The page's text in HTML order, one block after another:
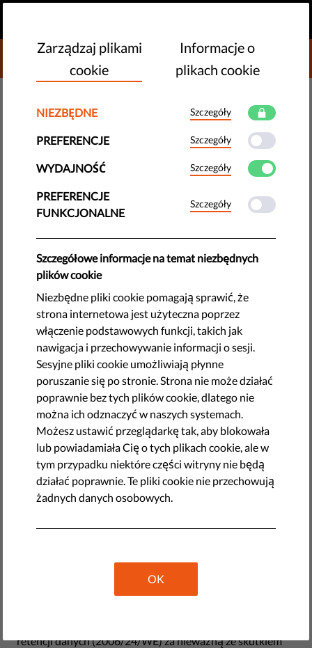
DONATE TO LIBERTIES
Postępowanie zabezpieczające
w sprawie holenderskiej ustawy
o retencji danych
Szeroka koalicja organizacji i firm zainicjowała
żądając zniesienia ustawy o retencji danych
telekomunikacyjnych.
by PILP
lutego 13, 2015
Szeroka koalicja organizacji i firm rozpoczęła
postępowanie zabezpieczająceprzeciwko holenderskiemu
rządowi. Organizacje i firmy, takie jak The Privacy First
Foundation, Holenderski Komitet Prawników na rzecz
Praw Człowieka (NJCM), dostawca usług internetowych
BIT, Holenderskie Stowarzyszenie Dziennikarzy i
Holenderskie Stowarzyszenie Adwokatów żądają
zniesienia ustawy o retencji danych telekomunikacyjnych.
Holenderska Rada Stanu i Trybunał Sprawiedliwości Unii
Europejskiej (TSUE) już orzekły, że ustawa ta narusza
retencji danych (2006/24/WE) za nieważną ze skutkiem
Zarządzaj plikami
cookie
Informacje o
plikach cookie
NIEZBĘDNE Szczegóły
PREFERENCJE Szczegóły
WYDAJNOŚĆ Szczegóły
PREFERENCJE
FUNKCJONALNE
Szczegóły
Szczegółowe informacje na temat niezbędnych
plików cookie
Niezbędne pliki cookie pomagają sprawić, że
strona internetowa jest użyteczna poprzez
włączenie podstawowych funkcji, takich jak
nawigacja i przechowywanie informacji o sesji.
Sesyjne pliki cookie umożliwiają płynne
poruszanie się po stronie. Strona nie może działać
poprawnie bez tych plików cookie, dlatego nie
można ich odznaczyć w naszych systemach.
Możesz ustawić przeglądarkę tak, aby blokowała
lub powiadamiała Cię o tych plikach cookie, ale w
tym przypadku niektóre części witryny nie będą
działać poprawnie. Te pliki cookie nie przechowują
żadnych danych osobowych.
OK